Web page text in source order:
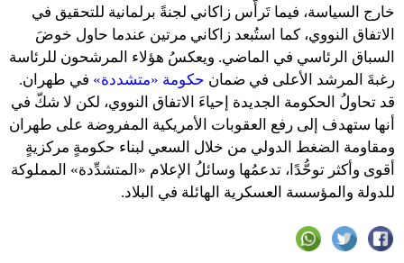
خارج السياسة، فيما تَرأّس زاكاني لجنةً برلمانية للتحقيق في
الاتفاق النووي، كما استُبعد زاكاني مرتين عندما حاول خوضَ
السباق الرئاسي في الماضي. ويعكسُ هؤلاء المرشحون للرئاسة
رغبةَ المرشد الأعلى في ضمان حكومة «متشددة» في طهران.
قد تحاولُ الحكومة الجديدة إحياءَ الاتفاق النووي، لكن لا شكّ في
أنها ستهدف إلى رفع العقوبات الأمريكية المفروضة على طهران
ومقاومة الضغط الدولي من خلال السعي لبناء حكومةٍ مركزيةٍ
أقوى وأكثر توحُّدًا، تدعمُها وسائلُ الإعلام «المتشدِّدة» المملوكة
للدولة والمؤسسة العسكرية الهائلة في البلاد.